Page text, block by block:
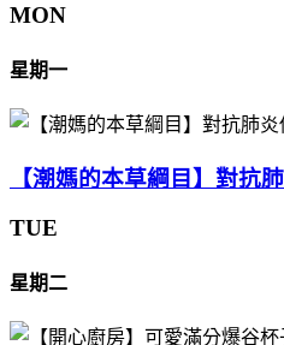
MON
星期一
【潮媽的本草綱目】對抗
TUE
星期二